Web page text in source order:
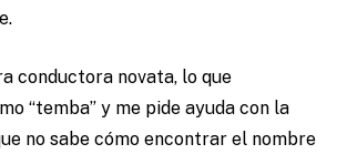
conductora novata, lo que
“temba” y me pide ayuda con la
no sabe cómo encontrar el nombre